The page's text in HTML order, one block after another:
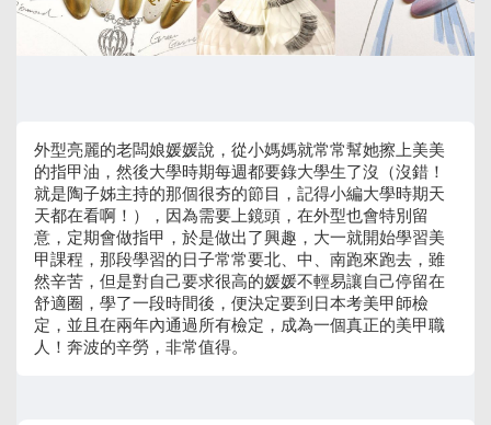
外型亮麗的老闆娘媛媛說，從小媽媽就常常幫她擦上美美
的指甲油，然後大學時期每週都要錄大學生了沒（沒錯！
就是陶子姊主持的那個很夯的節目，記得小編大學時期天
天都在看啊！），因為需要上鏡頭，在外型也會特別留
意，定期會做指甲，於是做出了興趣，大一就開始學習美
甲課程，那段學習的日子常常要北、中、南跑來跑去，雖
然辛苦，但是對自己要求很高的媛媛不輕易讓自己停留在
舒適圈，學了一段時間後，便決定要到日本考美甲師檢
定，並且在兩年內通過所有檢定，成為一個真正的美甲職
人！奔波的辛勞，非常值得。